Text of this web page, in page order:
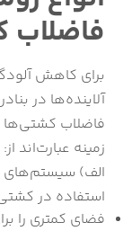
برای کاهش
آلاینده‌ها در
فاضلاب
زمینه عبارت‌اند از:
الف) سیستم‌های
استفاده در
فضای کمتری را